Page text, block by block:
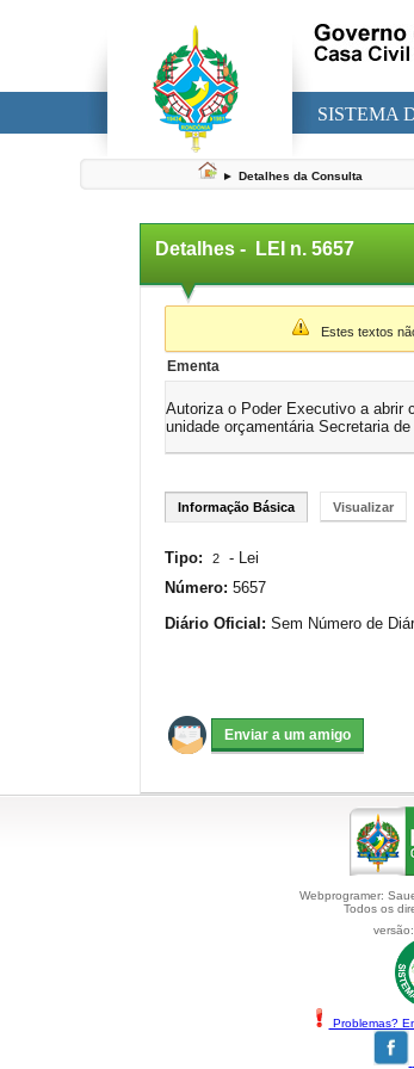
SISTEMA
► Detalhes da Consulta
Detalhes - LEI n. 5657
▼
Estes textos
Ementa
Autoriza o Poder Executivo a abrir
unidade orçamentária Secretaria
Informação Básica Visualizar
Tipo: 2 - Lei
Número: 5657
Diário Oficial: Sem Número de
Webprogramer:
Todos os
Problemas?